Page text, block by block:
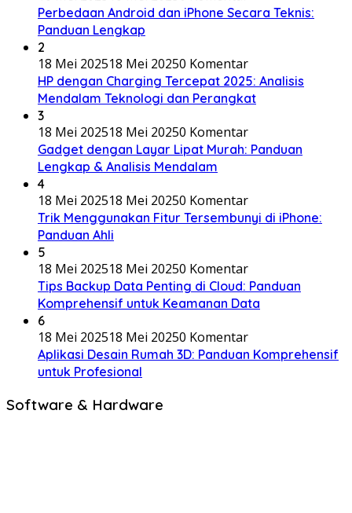
Perbedaan Android dan iPhone Secara Teknis:
Panduan Lengkap
2
18 Mei 202518 Mei 20250 Komentar
HP dengan Charging Tercepat 2025: Analisis
Mendalam Teknologi dan Perangkat
3
18 Mei 202518 Mei 20250 Komentar
Gadget dengan Layar Lipat Murah: Panduan
Lengkap & Analisis Mendalam
4
18 Mei 202518 Mei 20250 Komentar
Trik Menggunakan Fitur Tersembunyi di iPhone:
Panduan Ahli
5
18 Mei 202518 Mei 20250 Komentar
Tips Backup Data Penting di Cloud: Panduan
Komprehensif untuk Keamanan Data
6
18 Mei 202518 Mei 20250 Komentar
Aplikasi Desain Rumah 3D: Panduan Komprehensif
untuk Profesional
Software & Hardware